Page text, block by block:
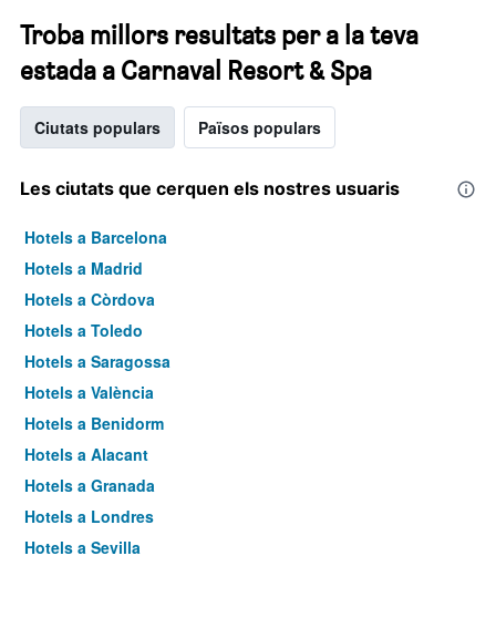
Troba millors resultats per a la teva
estada a Carnaval Resort & Spa
Ciutats populars Països populars
Les ciutats que cerquen els nostres usuaris
Hotels a Barcelona
Hotels a Madrid
Hotels a Còrdova
Hotels a Toledo
Hotels a Saragossa
Hotels a València
Hotels a Benidorm
Hotels a Alacant
Hotels a Granada
Hotels a Londres
Hotels a Sevilla